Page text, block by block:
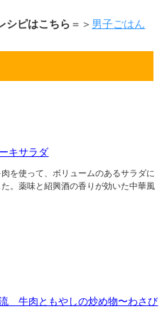
シピはこちら ＝＞ 男子ごはん
キサラダ
を使って、ボリュームのあるサラダに
。薬味と紹興酒の香りが効いた中華風
牛肉ともやしの炒め物〜わさび